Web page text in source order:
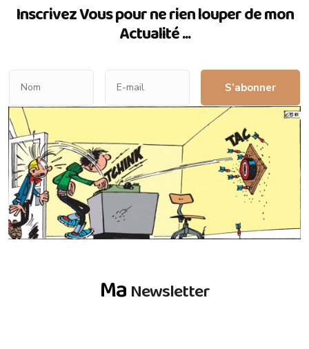
Inscrivez Vous pour ne rien louper de mon
Actualité ...
S’abonner
Ma Newsletter